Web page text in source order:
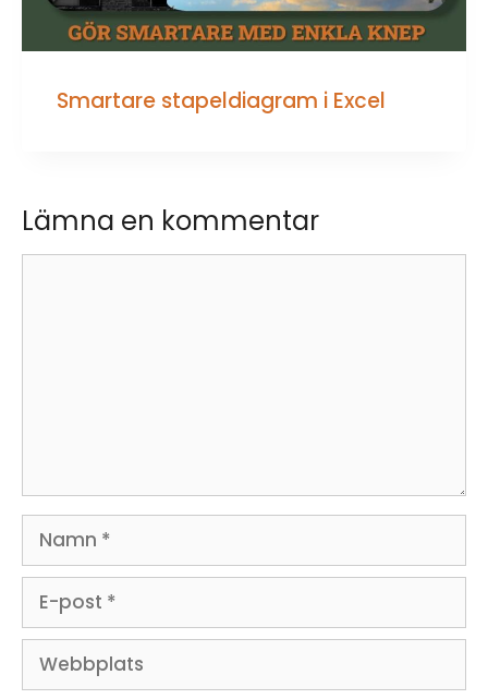
Smartare stapeldiagram i Excel
Lämna en kommentar
post
Webbplats